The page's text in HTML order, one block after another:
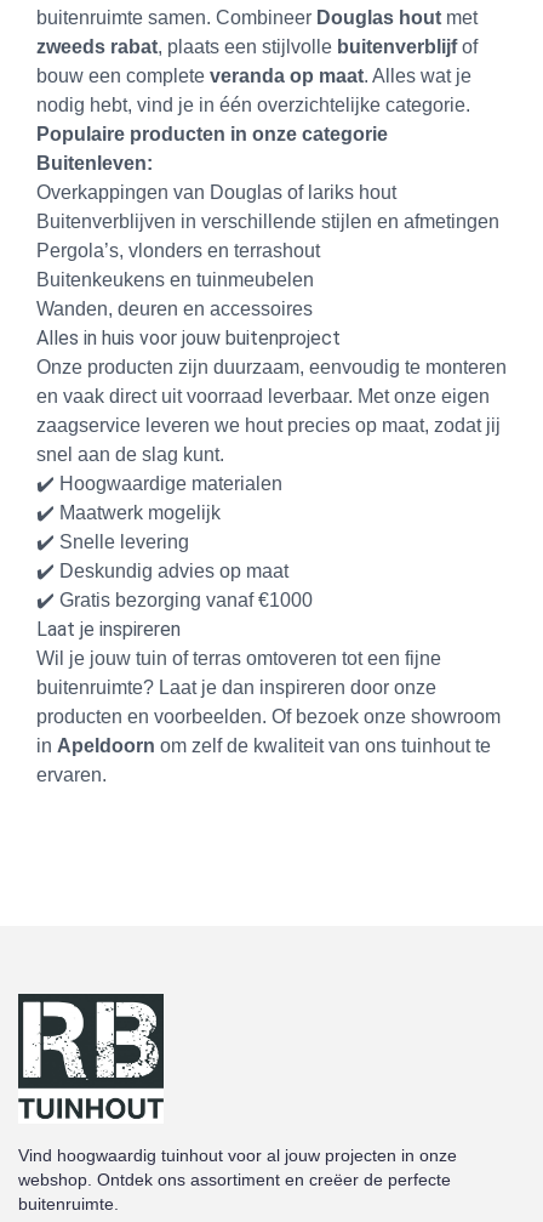
buitenruimte samen. Combineer Douglas hout met
zweeds rabat, plaats een stijlvolle buitenverblijfof
bouw een complete veranda op maat. Alles wat je
nodig hebt, vind je in één overzichtelijke categorie.
Populaire producten in onze categorie
Buitenleven:
Overkappingen van Douglas of lariks hout
Buitenverblijven in verschillende stijlen en afmetingen
Pergola’s, vlonders en terrashout
Buitenkeukens en tuinmeubelen
Wanden, deuren en accessoires
Alles in huis voor jouw buitenproject
Onze producten zijn duurzaam, eenvoudig te monteren
en vaak direct uit voorraad leverbaar. Met onze eigen
zaagservice leveren we hout precies op maat, zodat jij
snel aan de slag kunt.
✔️ Hoogwaardige materialen
✔️ Maatwerk mogelijk
✔️ Snelle levering
✔️ Deskundig advies op maat
✔️ Gratis bezorging vanaf €1000
Laat je inspireren
Wil je jouw tuin of terras omtoveren tot een fijne
buitenruimte? Laat je dan inspireren door onze
producten en voorbeelden. Of bezoek onze showroom
in Apeldoorn om zelf de kwaliteit van ons tuinhout te
ervaren.
Vind hoogwaardig tuinhout voor al jouw projecten in onze
webshop. Ontdek ons assortiment en creëer de perfecte
buitenruimte.